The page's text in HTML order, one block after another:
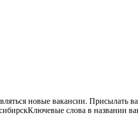
новые вакансии. Присылать
Ключевые слова в названии